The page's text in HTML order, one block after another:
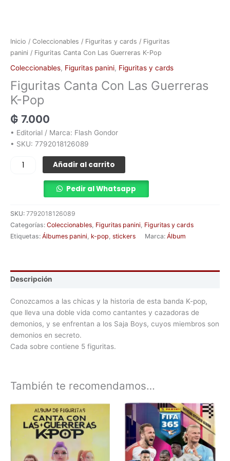
Inicio / Coleccionables / Figuritas y cards / Figuritas
panini / Figuritas Canta Con Las Guerreras K-Pop
Coleccionables, Figuritas panini, Figuritas y cards
Figuritas Canta Con Las Guerreras
K-Pop
₲ 7.000
• Editorial / Marca: Flash Gondor
• SKU: 7792018126089
Añadir al carrito
Pedir al Whatsapp
SKU: 7792018126089
Categorías: Coleccionables Figuritas panini Figuritas y cards
Etiquetas: Álbumes panini k-pop stickers Marca: Álbum
Descripción
Conozcamos a las chicas y la historia de esta banda K-pop,
que lleva una doble vida como cantantes y cazadoras de
demonios, y se enfrentan a los Saja Boys, cuyos miembros son
demonios en secreto.
Cada sobre contiene 5 figuritas.
También te recomendamos…